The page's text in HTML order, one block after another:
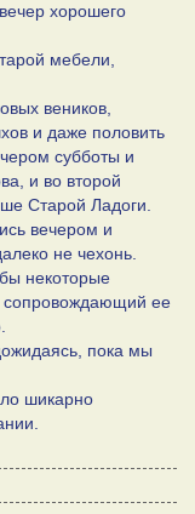
хорошего
мебели,
веников,
и даже половить
субботы и
и во второй
Старой Ладоги.
вечером и
не чехонь.
бы некоторые
сопровождающий ее
пока мы
шикарно